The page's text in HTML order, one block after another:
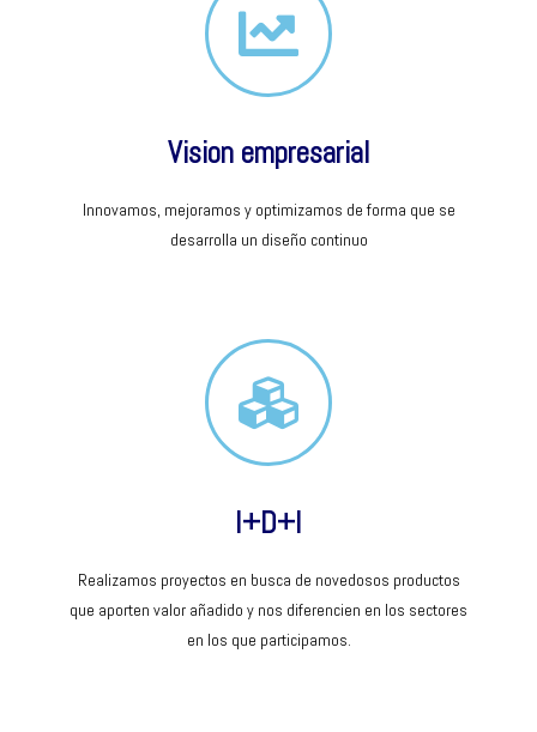
Vision empresarial
Innovamos, mejoramos y optimizamos de forma que se
desarrolla un diseño continuo
I+D+I
Realizamos proyectos en busca de novedosos productos
que aporten valor añadido y nos diferencien en los sectores
en los que participamos.